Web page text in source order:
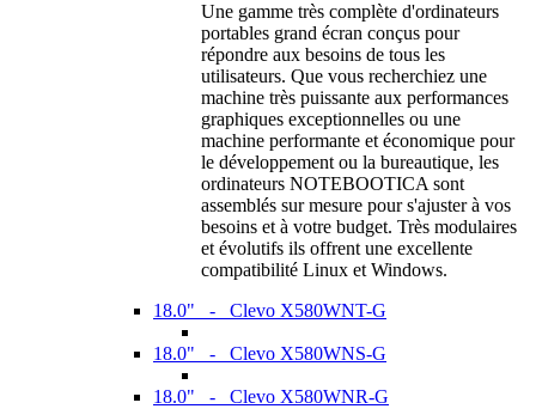
Une gamme très complète d'ordinateurs
portables grand écran conçus pour
répondre aux besoins de tous les
utilisateurs. Que vous recherchiez une
machine très puissante aux performances
graphiques exceptionnelles ou une
machine performante et économique pour
le développement ou la bureautique, les
ordinateurs NOTEBOOTICA sont
assemblés sur mesure pour s'ajuster à vos
besoins et à votre budget. Très modulaires
et évolutifs ils offrent une excellente
compatibilité Linux et Windows.
18.0" - Clevo X580WNT-G
18.0" - Clevo X580WNS-G
18.0" - Clevo X580WNR-G